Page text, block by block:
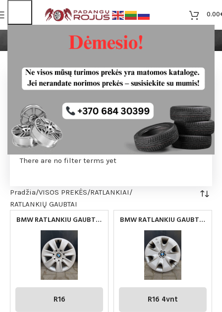
0.00
RATLANKIŲ GAUBTAI
SKERSMUO TAŠKAI
There are no
filter terms yet
TARPAI
There are no
filter terms yet
IŠNEŠIMAS ET
There are no filter terms yet
Pradžia VISOS PREKĖS RATLANKIAI
RATLANKIŲ GAUBTAI
BMW RATLANKIU GAUBTAI
R16
R16
BMW RATLANKIU GAUBTAI
R16 4VNT
R16 4vnt